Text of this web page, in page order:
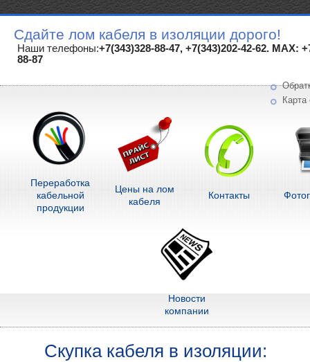
Сдайте лом кабеля в изоляции дорого!
Наши телефоны:+7(343)328-88-47, +7(343)202-42-62. MAX:
88-87
Карта
Переработка
кабельной
продукции
Цены на лом
кабеля
Контакты
Новости
компании
Скупка кабеля в изоляции: